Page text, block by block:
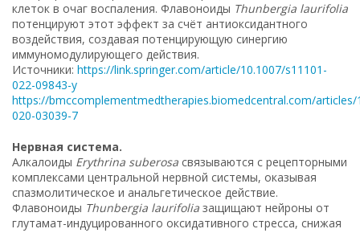
клеток в очаг воспаления. Флавоноиды Thunbergia laurifolia
потенцируют этот эффект за счёт антиоксидантного
воздействия, создавая потенцирующую синергию
иммуномодулирующего действия.
Источники: https://link.springer.com/article/10.1007/s11101-
022-09843-y
https://bmccomplementmedtherapies.biomedcentral.com/articles/
020-03039-7
Нервная система.
Алкалоиды Erythrina suberosa связываются с рецепторными
комплексами центральной нервной системы, оказывая
спазмолитическое и анальгетическое действие.
Флавоноиды Thunbergia laurifolia защищают нейроны от
глутамат-индуцированного оксидативного стресса, снижая